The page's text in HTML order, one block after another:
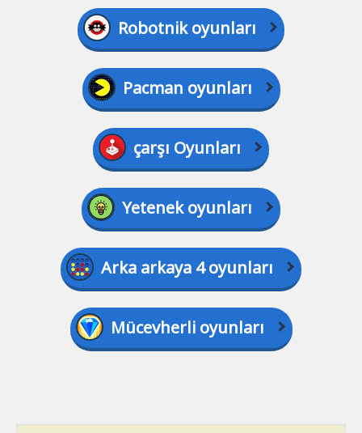
Robotnik oyunları
Pacman oyunları
çarşı Oyunları
Yetenek oyunları
Arka arkaya 4 oyunları
Mücevherli oyunları